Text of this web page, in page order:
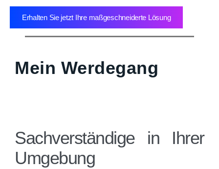
Erhalten Sie jetzt Ihre maßgeschneiderte Lösung
Mein Werdegang
Sachverständige in Ihrer
Umgebung